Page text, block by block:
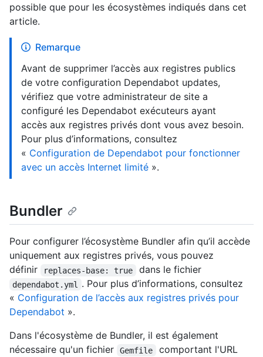
possible que pour les écosystèmes indiqués dans cet
article.
Remarque
Avant de supprimer l’accès aux registres publics
de votre configuration Dependabot updates,
vérifiez que votre administrateur de site a
configuré les Dependabot exécuteurs ayant
accès aux registres privés dont vous avez besoin.
Pour plus d’informations, consultez
« Configuration de Dependabot pour fonctionner
avec un accès Internet limité ».
Bundler
Pour configurer l’écosystème Bundler afin qu’il accède
uniquement aux registres privés, vous pouvez
définir
replaces-base: true dans le fichier
dependabot.yml
. Pour plus d’informations, consultez
« Configuration de l’accès aux registres privés pour
Dependabot ».
Dans l'écosystème de Bundler, il est également
nécessaire qu'un fichier
Gemfile
comportant l'URL